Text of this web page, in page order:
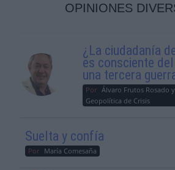
OPINIONES
¿La ciudadanía
es consciente
una tercera
Por Álvaro Frutos Rosado
Geopolítica de Crisis
Suelta y confía
Por María Comesaña